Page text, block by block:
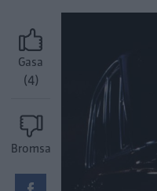
Gasa
(4)
Bromsa